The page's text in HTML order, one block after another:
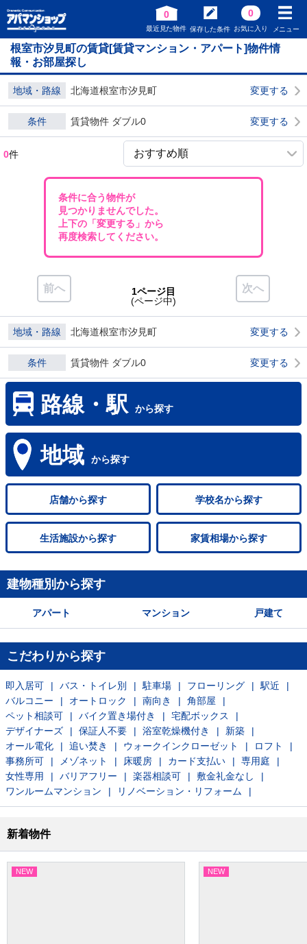
0
最近見た物件 保存した条件
0
お気に入り メニュー
根室市汐見町の賃貸[賃貸マンション・アパート]物件情
報・お部屋探し
地域・路線 北海道根室市汐見町 変更する
条件 賃貸物件 ダブル0 変更する
0件
条件に合う物件が
見つかりませんでした。
上下の「変更する」から
再度検索してください。
前へ 次へ
1ページ目
(ページ中)
地域・路線 北海道根室市汐見町 変更する
条件 賃貸物件 ダブル0 変更する
路線・駅 から探す
地域 から探す
店舗から探す 学校名から探す
生活施設から探す 家賃相場から探す
建物種別から探す
アパート マンション 戸建て
こだわりから探す
即入居可 バス・トイレ別 駐車場 フローリング
駅近
バルコニー
オートロック 南向き
角部屋
ペット相談可
バイク置き場付き
宅配ボックス
デザイナーズ
保証人不要 浴室乾燥機付き
新築
オール電化
追い焚き ウォークインクローゼット
ロフト
事務所可
メゾネット 床暖房 カード支払い
専用庭
女性専用
バリアフリー 楽器相談可
敷金礼金なし
ワンルームマンション
リノベーション・リフォーム
新着物件
NEW NEW